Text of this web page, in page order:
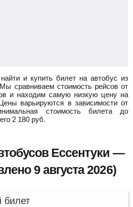
и купить билет на автобус из
Мы сравниваем стоимость рейсов от
и находим самую низкую цену на
варьируются в зависимости от
стоимость билета до
2 180 руб.
Ессентуки —
9 августа 2026)